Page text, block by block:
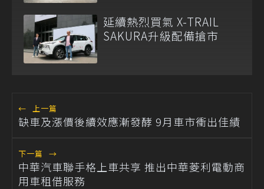
延續熱烈買氣 X-TRAIL
SAKURA升級配備搶市
← 上一篇
缺車及漲價後續效應漸發酵 9月車市衝出佳績
下一篇 →
中華汽車聯手格上車共享 推出中華菱利電動商
用車租借服務